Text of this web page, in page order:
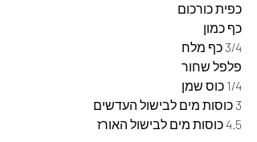
כפית כורכום
כף כמון
3/4 כף מלח
פלפל שחור
1/4 כוס שמן
3 כוסות מים לבישול העדשים
4.5 כוסות מים לבישול האורז